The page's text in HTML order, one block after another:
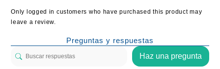
Only logged in customers who have purchased this product may
leave a review.
Preguntas y respuestas
Haz una pregunta